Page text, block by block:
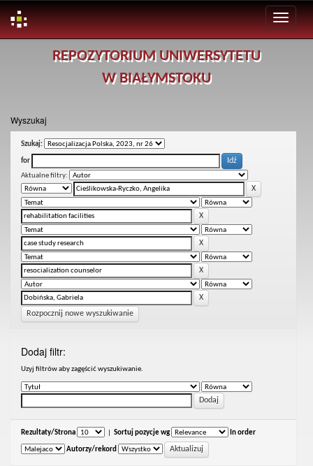
REPOZYTORIUM UNIWERSYTETU
W BIAŁYMSTOKU
Wyszukaj
Szukaj:
for
Aktualne filtry:
Rozpocznij nowe wyszukiwanie
Dodaj filtr:
Uzyj filtrów aby zagęścić wyszukiwanie.
Rezultaty/Strona Sortuj pozycje wg In order
Autorzy/rekord